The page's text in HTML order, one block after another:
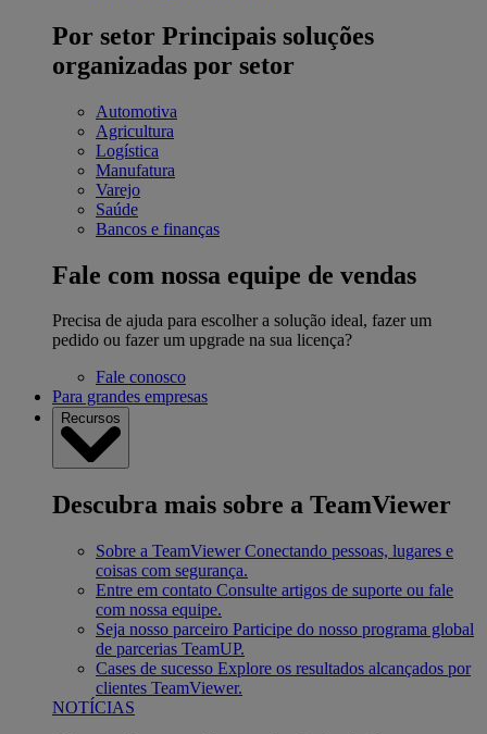
Por setor Principais soluções
organizadas por setor
Automotiva
Agricultura
Logística
Manufatura
Varejo
Saúde
Bancos e finanças
Fale com nossa equipe de vendas
Precisa de ajuda para escolher a solução ideal, fazer um
pedido ou fazer um upgrade na sua licença?
Fale conosco
Para grandes empresas
Recursos
Descubra mais sobre a TeamViewer
Sobre a TeamViewer Conectando pessoas, lugares e
coisas com segurança.
Entre em contato Consulte artigos de suporte ou fale
com nossa equipe.
Seja nosso parceiro Participe do nosso programa global
de parcerias TeamUP.
Cases de sucesso Explore os resultados alcançados por
clientes TeamViewer.
NOTÍCIAS